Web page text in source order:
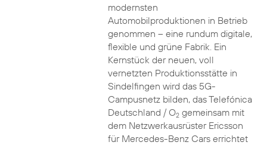
modernsten
Automobilproduktionen in Betrieb
genommen – eine rundum digitale,
flexible und grüne Fabrik. Ein
Kernstück der neuen, voll
vernetzten Produktionsstätte in
Sindelfingen wird das 5G-
Campusnetz bilden, das Telefónica
Deutschland / O2gemeinsam mit
dem Netzwerkausrüster Ericsson
für Mercedes-Benz Cars errichtet